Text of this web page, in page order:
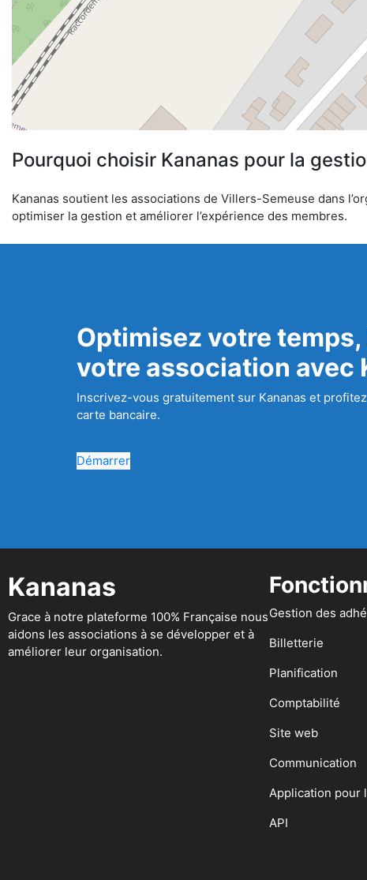
Pourquoi choisir Kananas pour la
Kananas soutient les associations de Villers-Semeuse dans
optimiser la gestion et améliorer l’expérience des membres.
Optimisez votre
votre association avec
Inscrivez-vous gratuitement sur Kananas et
carte bancaire.
Démarrer
Kananas
Grace à notre plateforme 100% Française nous
aidons les associations à se développer et à
améliorer leur organisation.
Gestion des
Billetterie
Planification
Comptabilité
Site web
Communication
Application pour
API